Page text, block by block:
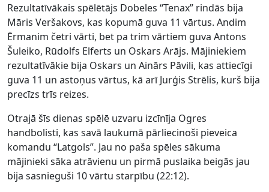
Rezultatīvākais spēlētājs Dobeles “Tenax” rindās bija
Māris Veršakovs, kas kopumā guva 11 vārtus. Andim
Ērmanim četri vārti, bet pa trim vārtiem guva Antons
Šuleiko, Rūdolfs Elferts un Oskars Arājs. Mājiniekiem
rezultatīvākie bija Oskars un Ainārs Pāvili, kas attiecīgi
guva 11 un astoņus vārtus, kā arī Jurģis Strēlis, kurš bija
precīzs trīs reizes.
Otrajā šīs dienas spēlē uzvaru izcīnīja Ogres
handbolisti, kas savā laukumā pārliecinoši pieveica
komandu “Latgols”. Jau no paša spēles sākuma
mājinieki sāka atrāvienu un pirmā puslaika beigās jau
bija sasnieguši 10 vārtu starpību (22:12).